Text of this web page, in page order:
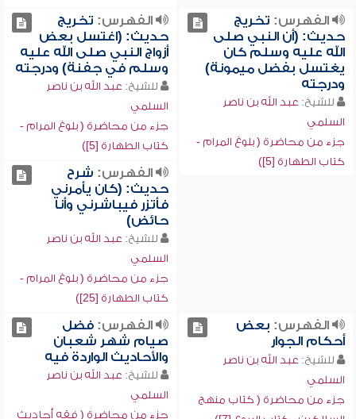
الفهرس: تخريج
حديث: (أن النبي صلى
الله عليه وسلم كان
يغتسل بفضل ميمونة)
ودرجته
للشيخ: عبد الله بن ناصر
السلمي
جزء من محاضرة ( بلوغ المرام -
كتاب الطهارة [5])
الفهرس: تخريج
حديث: (اغتسل بعض
أزواج النبي صلى الله عليه
وسلم في جفنة) ودرجته
للشيخ: عبد الله بن ناصر
السلمي
جزء من محاضرة ( بلوغ المرام -
كتاب الطهارة [5])
الفهرس: شرح
حديث: (كان يأمرني
فأتزر فيباشرني وأنا
حائض)
للشيخ: عبد الله بن ناصر
السلمي
جزء من محاضرة ( بلوغ المرام -
كتاب الطهارة [25])
الفهرس: بعض
أحكام الجوار
للشيخ: عبد الله بن ناصر
السلمي
جزء من محاضرة ( كتاب منهج
الفهرس:فضل
صيام شهر شعبان
والأحاديث الواردة فيه
للشيخ: عبد الله بن ناصر
السلمي
جزء من محاضرة ( فقه أحاديث